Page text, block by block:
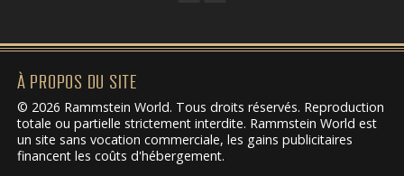
À PROPOS DU SITE
© 2026 Rammstein World. Tous droits réservés. Reproduction
totale ou partielle strictement interdite. Rammstein World est
un site sans vocation commerciale, les gains publicitaires
financent les coûts d'hébergement.